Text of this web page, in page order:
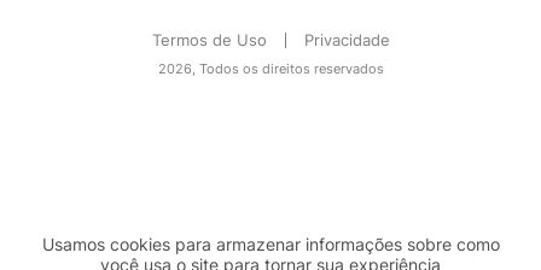
Termos de Uso Privacidade
2026, Todos os direitos reservados
Usamos cookies para armazenar informações sobre como
você usa o site para tornar sua experiência